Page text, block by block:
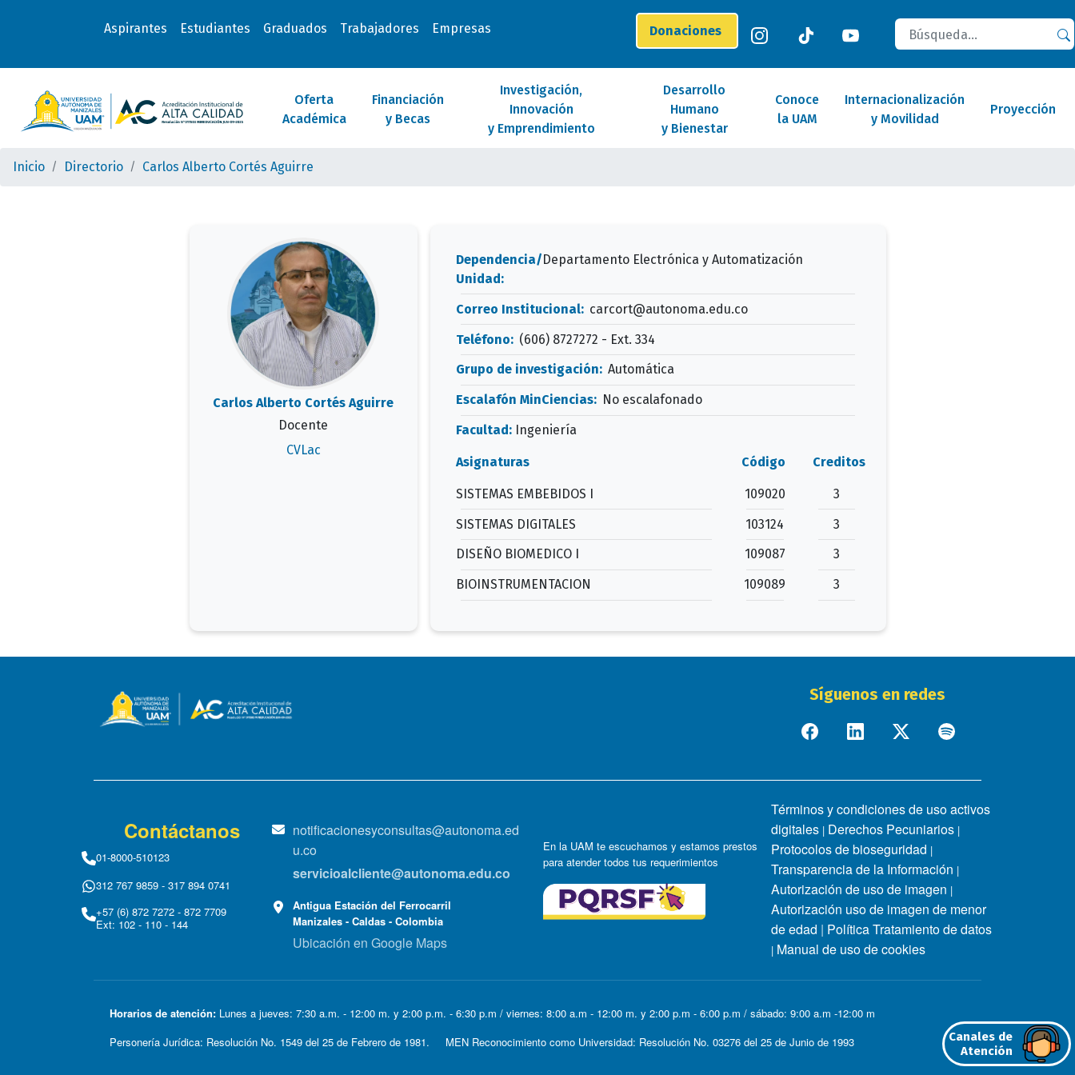
Aspirantes Estudiantes Graduados Trabajadores Empresas Donaciones
Buscar
Oferta
Académica
Financiación
y Becas
Investigación,
Innovación
y Emprendimiento
Desarrollo
Humano
y Bienestar
Conoce
la UAM
Internacionalización
y Movilidad
Proyección
Inicio Directorio Carlos Alberto Cortés Aguirre
Carlos Alberto Cortés Aguirre
Docente
CVLac
Dependencia/
Unidad:
Departamento Electrónica y Automatización
Correo Institucional: carcort@autonoma.edu.co
Teléfono: (606) 8727272 - Ext. 334
Grupo de investigación: Automática
Escalafón MinCiencias: No escalafonado
Facultad: Ingeniería
Asignaturas Código Creditos
SISTEMAS EMBEBIDOS I 109020
3
SISTEMAS DIGITALES
103124
3
DISEÑO BIOMEDICO I
109087
3
BIOINSTRUMENTACION
109089 3
Canales de
Atención
Síguenos en redes
Contáctanos
01-8000-510123
312 767 9859 - 317 894 0741
+57 (6) 872 7272 - 872 7709
Ext: 102 - 110 - 144
notificacionesyconsultas@autonoma.ed
u.co
servicioalcliente@autonoma.edu.co
Antigua Estación del Ferrocarril
Manizales - Caldas - Colombia
Ubicación en Google Maps
En la UAM te escuchamos y estamos prestos
para atender todos tus requerimientos
Términos y condiciones de uso activos
digitales | Derechos Pecuniarios |
Protocolos de bioseguridad |
Transparencia de la Información |
Autorización de uso de imagen |
Autorización uso de imagen de menor
de edad | Política Tratamiento de datos
| Manual de uso de cookies
Horarios de atención: Lunes a jueves: 7:30 a.m. - 12:00 m. y 2:00 p.m. - 6:30 p.m / viernes: 8:00 a.m - 12:00 m. y 2:00 p.m - 6:00 p.m / sábado: 9:00 a.m -12:00 m
Personería Jurídica: Resolución No. 1549 del 25 de Febrero de 1981. MEN Reconocimiento como Universidad: Resolución No. 03276 del 25 de Junio de 1993